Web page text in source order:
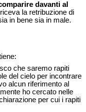
davanti al
la retribuzione di
in bene sia in male.
che saremo rapiti
del cielo per incontrare
alcun riferimento al
ho cercato nelle
per cui i rapiti